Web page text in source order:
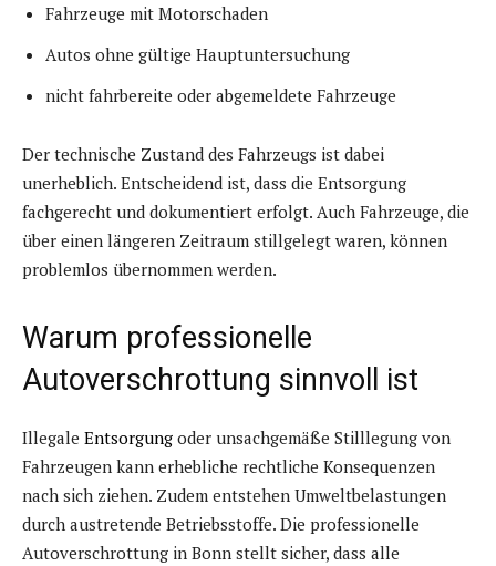
Fahrzeuge mit Motorschaden
Autos ohne gültige Hauptuntersuchung
nicht fahrbereite oder abgemeldete Fahrzeuge
Der technische Zustand des Fahrzeugs ist dabei
unerheblich. Entscheidend ist, dass die Entsorgung
fachgerecht und dokumentiert erfolgt. Auch Fahrzeuge, die
über einen längeren Zeitraum stillgelegt waren, können
problemlos übernommen werden.
Warum professionelle
Autoverschrottung sinnvoll ist
Illegale Entsorgung oder unsachgemäße Stilllegung von
Fahrzeugen kann erhebliche rechtliche Konsequenzen
nach sich ziehen. Zudem entstehen Umweltbelastungen
durch austretende Betriebsstoffe. Die professionelle
Autoverschrottung in Bonn stellt sicher, dass alle